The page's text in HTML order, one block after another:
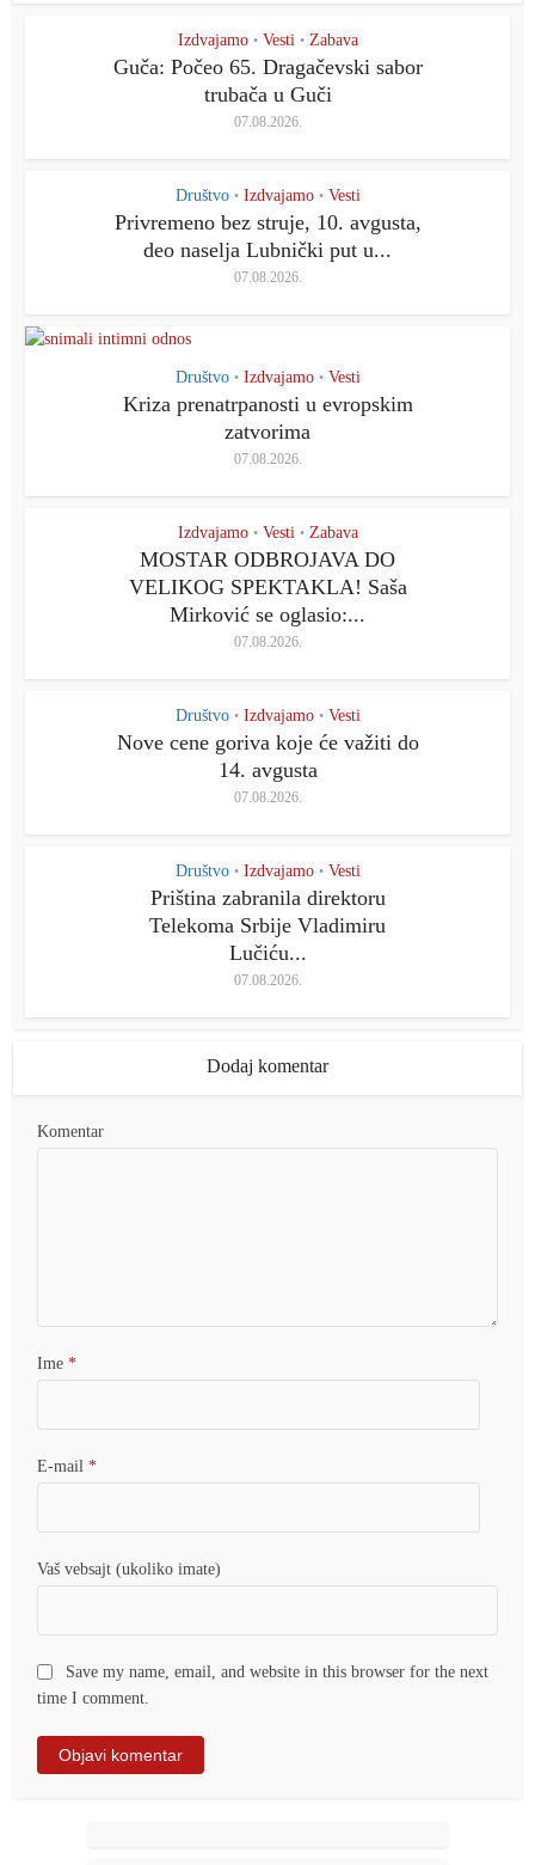
Izdvajamo • Vesti • Zabava
Guča: Počeo 65. Dragačevski sabor
trubača u Guči
07.08.2026.
Društvo • Izdvajamo • Vesti
Privremeno bez struje, 10. avgusta,
deo naselja Lubnički put u...
07.08.2026.
Društvo • Izdvajamo • Vesti
Kriza prenatrpanosti u evropskim
zatvorima
07.08.2026.
Izdvajamo • Vesti • Zabava
MOSTAR ODBROJAVA DO
VELIKOG SPEKTAKLA! Saša
Mirković se oglasio:...
07.08.2026.
Društvo • Izdvajamo • Vesti
Nove cene goriva koje će važiti do
14. avgusta
07.08.2026.
Društvo • Izdvajamo • Vesti
Priština zabranila direktoru
Telekoma Srbije Vladimiru
Lučiću...
07.08.2026.
Dodaj komentar
Komentar
Ime*
E-mail*
Vaš vebsajt (ukoliko imate)
Save my name, email, and website in this browser for the next
time I comment.